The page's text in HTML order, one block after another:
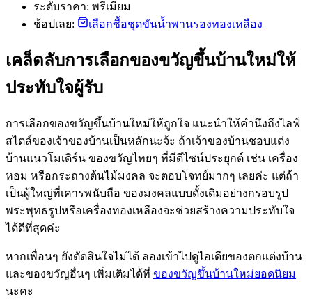
ระดับราคา: พรีเมียม
ช้อปเลย:
เลือกซื้อชุดขันน้ำพานรองทองเหลือง
เคล็ดลับการเลือกของขวัญขึ้นบ้านใหม่ให้
ประทับใจผู้รับ
การเลือกของขวัญขึ้นบ้านใหม่ให้ถูกใจ แนะนำให้คำนึงถึงไลฟ์
สไตล์ของเจ้าของบ้านเป็นหลักนะจ้ะ ถ้าเจ้าของบ้านชอบแต่ง
บ้านแนวโมเดิร์น ของขวัญไทยๆ ที่มีดีไซน์ประยุกต์ เช่น เครื่อง
หอม หรือกระถางต้นไม้มงคล จะตอบโจทย์มากๆ เลยค่ะ แต่ถ้า
เป็นผู้ใหญ่ที่เคารพนับถือ ของมงคลแบบดั้งเดิมอย่างกรอบรูป
พระพุทธรูปหรือเครื่องทองเหลืองจะช่วยสร้างความประทับใจ
ได้ดีที่สุดค่ะ
หากเพื่อนๆ ยังตัดสินใจไม่ได้ ลองเข้าไปดูไอเดียของตกแต่งบ้าน
และของขวัญอื่นๆ เพิ่มเติมได้ที่ ของขวัญขึ้นบ้านใหม่ยอดนิยม
นะคะ